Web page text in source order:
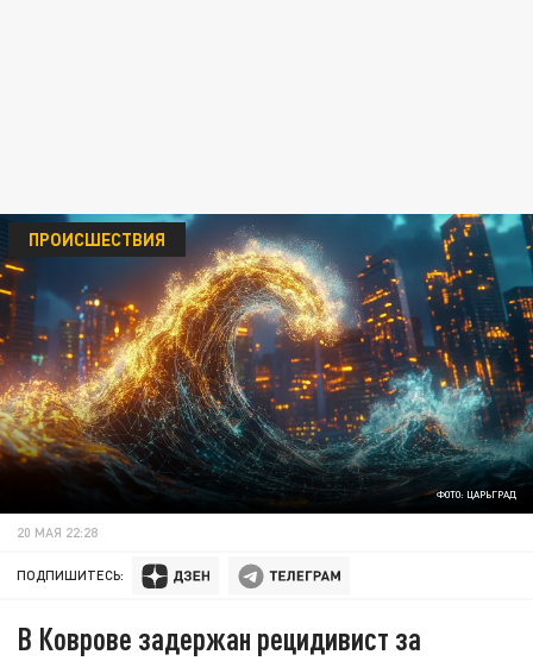
ФОТО: ЦАРЬГРАД
ПРОИСШЕСТВИЯ
20 МАЯ 22:28
ПОДПИШИТЕСЬ:
В Коврове задержан рецидивист за